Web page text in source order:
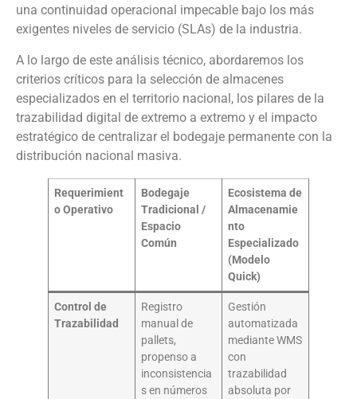
una continuidad operacional impecable bajo los más
exigentes niveles de servicio (SLAs) de la industria.
A lo largo de este análisis técnico, abordaremos los
criterios críticos para la selección de almacenes
especializados en el territorio nacional, los pilares de la
trazabilidad digital de extremo a extremo y el impacto
estratégico de centralizar el bodegaje permanente con la
distribución nacional masiva.
Requerimient
o Operativo
Bodegaje
Tradicional /
Espacio
Común
Ecosistema de
Almacenamie
nto
Especializado
(Modelo
Quick)
Control de
Trazabilidad
Registro
manual de
pallets,
propenso a
inconsistencia
s en números
Gestión
automatizada
mediante WMS
con
trazabilidad
absoluta por